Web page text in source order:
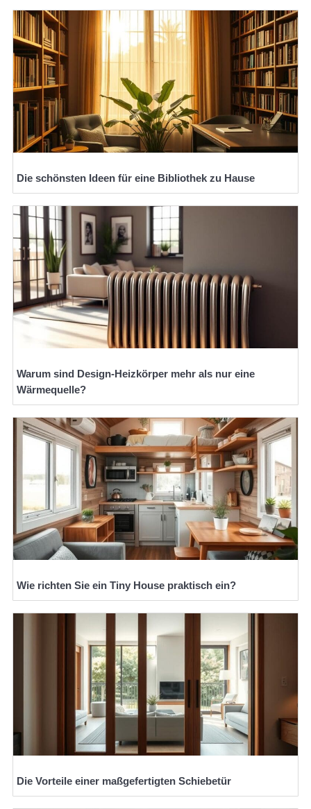
Die schönsten Ideen für eine Bibliothek zu Hause
Warum sind Design-Heizkörper mehr als nur eine
Wärmequelle?
Wie richten Sie ein Tiny House praktisch ein?
Die Vorteile einer maßgefertigten Schiebetür